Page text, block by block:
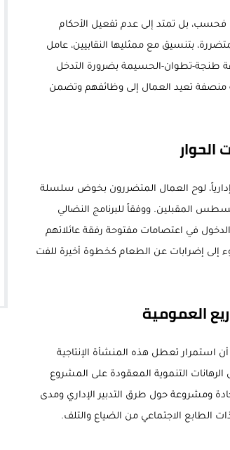
فحسب، بل تمتد إلى عدم تفعيل الأحكام
بتنسيق مع ممثليها النقابيين، عامل
طنجة-تطوان-الحسيمة بضرورة التدخل
منصفة تعيد العمال إلى وظائفهم وتضمن
لوح العمال المتضررون بخوض سلسلة
المقبلين. ووفقاً للبرنامج النضالي
في اعتصامات مفتوحة رفقة عائلاتهم
إلى إضرابات عن الطعام كخطوة أخيرة للفت
العمومية
استمرار تعطل هذه المنشأة الإنتاجية
التنموية المعقودة على المشروع
ومشروعة حول طرق التدبير الإداري ومدى
الطابع الاجتماعي من الضياع والتلف.